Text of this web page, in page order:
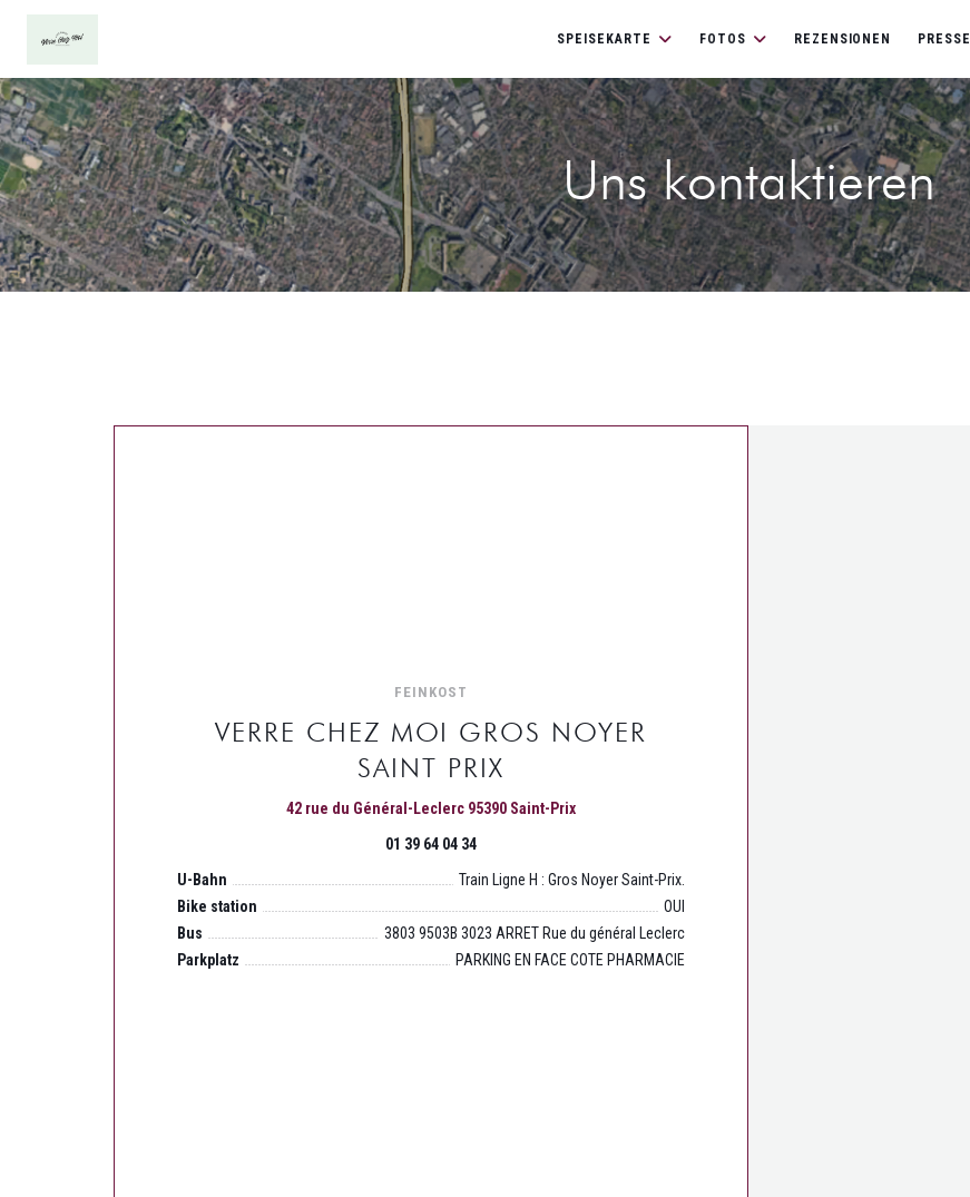
SPEISEKARTE FOTOS REZENSIONEN PRESSE
Uns kontaktieren
FEINKOST
VERRE CHEZ MOI GROS NOYER
SAINT PRIX
42 rue du Général-Leclerc 95390 Saint-Prix((öffnet ein neues Fenster))
01 39 64 04 34
U-Bahn
Train Ligne H : Gros Noyer Saint-Prix.
Bike station
OUI
Bus
3803 9503B 3023 ARRET Rue du général Leclerc
Parkplatz
PARKING EN FACE COTE PHARMACIE